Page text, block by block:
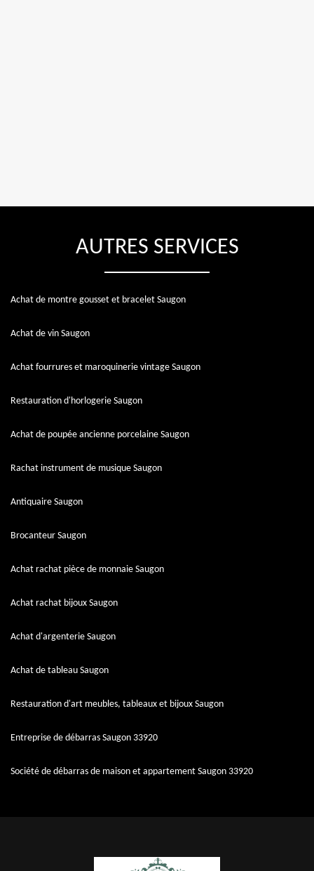
AUTRES SERVICES
Achat de montre gousset et bracelet Saugon
Achat de vin Saugon
Achat fourrures et maroquinerie vintage Saugon
Restauration d'horlogerie Saugon
Achat de poupée ancienne porcelaine Saugon
Rachat instrument de musique Saugon
Antiquaire Saugon
Brocanteur Saugon
Achat rachat pièce de monnaie Saugon
Achat rachat bijoux Saugon
Achat d'argenterie Saugon
Achat de tableau Saugon
Restauration d'art meubles, tableaux et bijoux Saugon
Entreprise de débarras Saugon 33920
Société de débarras de maison et appartement Saugon 33920